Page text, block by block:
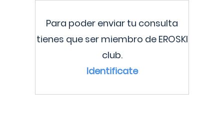
Para poder enviar tu consulta
tienes que ser miembro de EROSKI
club.
Identificate